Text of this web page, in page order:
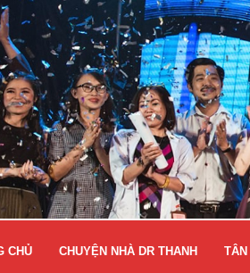
CHỦ CHUYỆN NHÀ DR THANH